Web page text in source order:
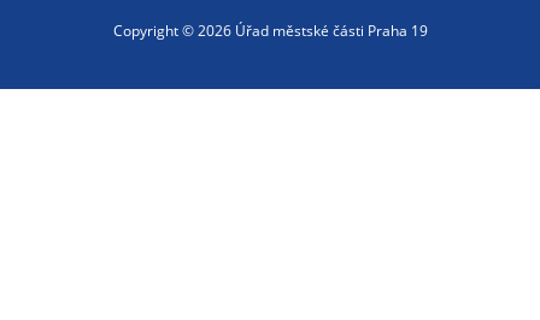
Copyright ©2026 Úřad městské části Praha 19